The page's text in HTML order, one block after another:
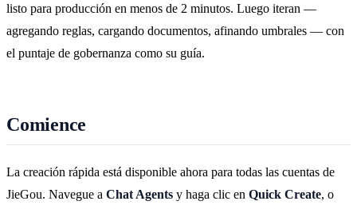
listo para producción en menos de 2 minutos. Luego iteran —
agregando reglas, cargando documentos, afinando umbrales — con
el puntaje de gobernanza como su guía.
Comience
La creación rápida está disponible ahora para todas las cuentas de
JieGou. Navegue a Chat Agents y haga clic en Quick Create, o